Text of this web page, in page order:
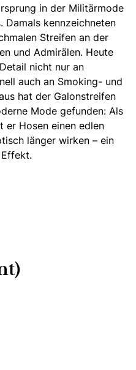
in der Militärmode
Damals kennzeichneten
Streifen an der
und Admirälen. Heute
nicht nur an
auch an Smoking- und
hat der Galonstreifen
Mode gefunden: Als
er Hosen einen edlen
länger wirken – ein